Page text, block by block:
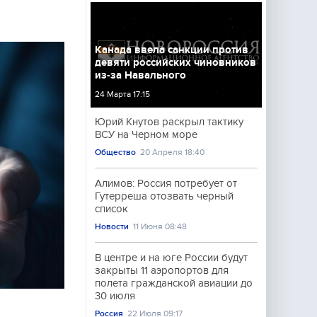
Канада ввела санкции против
девяти российских чиновников
из-за Навального
24 Марта 17:15
Юрий Кнутов раскрыл тактику
ВСУ на Черном море
Общество 20 Апреля 18:40
Алимов: Россия потребует от
Гутерреша отозвать черный
список
Новости 11 Июня 08:48
В центре и на юге России будут
закрыты 11 аэропортов для
полета гражданской авиации до
30 июля
Россия 22 Июля 09:17